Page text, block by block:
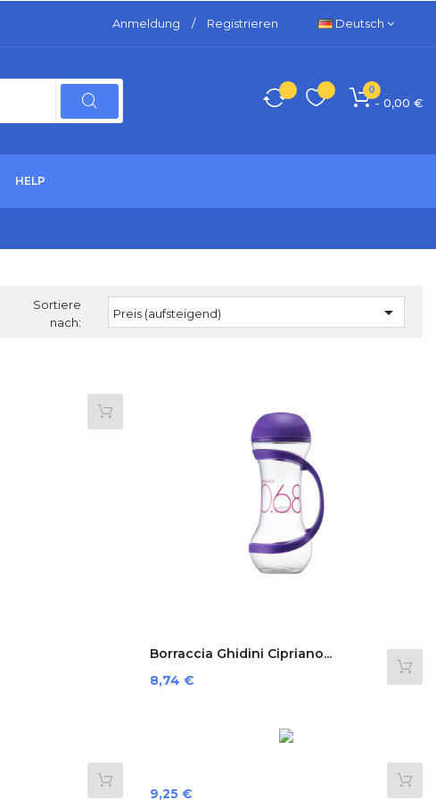
Anmeldung / Registrieren Deutsch
0
- 0,00 €
HELP
Sortiere
nach:
Preis (aufsteigend) 
Borraccia Ghidini Cipriano...
Preis
8,74 €
Preis
9,25 €